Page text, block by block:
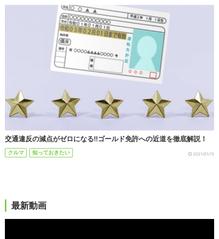
交通違反の減点がゼロになる!!ゴールド免許への近道を徹底解説！
クルマ 知っておきたい 2021/01/15
最新動画